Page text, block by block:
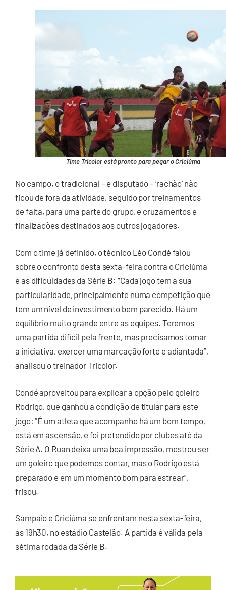
Time Tricolor está pronto para pegar o Criciúma
No campo, o tradicional – e disputado – ‘rachão’ não
ficou de fora da atividade, seguido por treinamentos
de falta, para uma parte do grupo, e cruzamentos e
finalizações destinados aos outros jogadores.
Com o time já definido, o técnico Léo Condé falou
sobre o confronto desta sexta-feira contra o Criciúma
e as dificuldades da Série B: “Cada jogo tem a sua
particularidade, principalmente numa competição que
tem um nível de investimento bem parecido. Há um
equilíbrio muito grande entre as equipes. Teremos
uma partida difícil pela frente, mas precisamos tomar
a iniciativa, exercer uma marcação forte e adiantada”,
analisou o treinador Tricolor.
Condé aproveitou para explicar a opção pelo goleiro
Rodrigo, que ganhou a condição de titular para este
jogo: “É um atleta que acompanho há um bom tempo,
está em ascensão, e foi pretendido por clubes até da
Série A. O Ruan deixa uma boa impressão, mostrou ser
um goleiro que podemos contar, mas o Rodrigo está
preparado e em um momento bom para estrear”,
frisou.
Sampaio e Criciúma se enfrentam nesta sexta-feira,
às 19h30, no estádio Castelão. A partida é válida pela
sétima rodada da Série B.